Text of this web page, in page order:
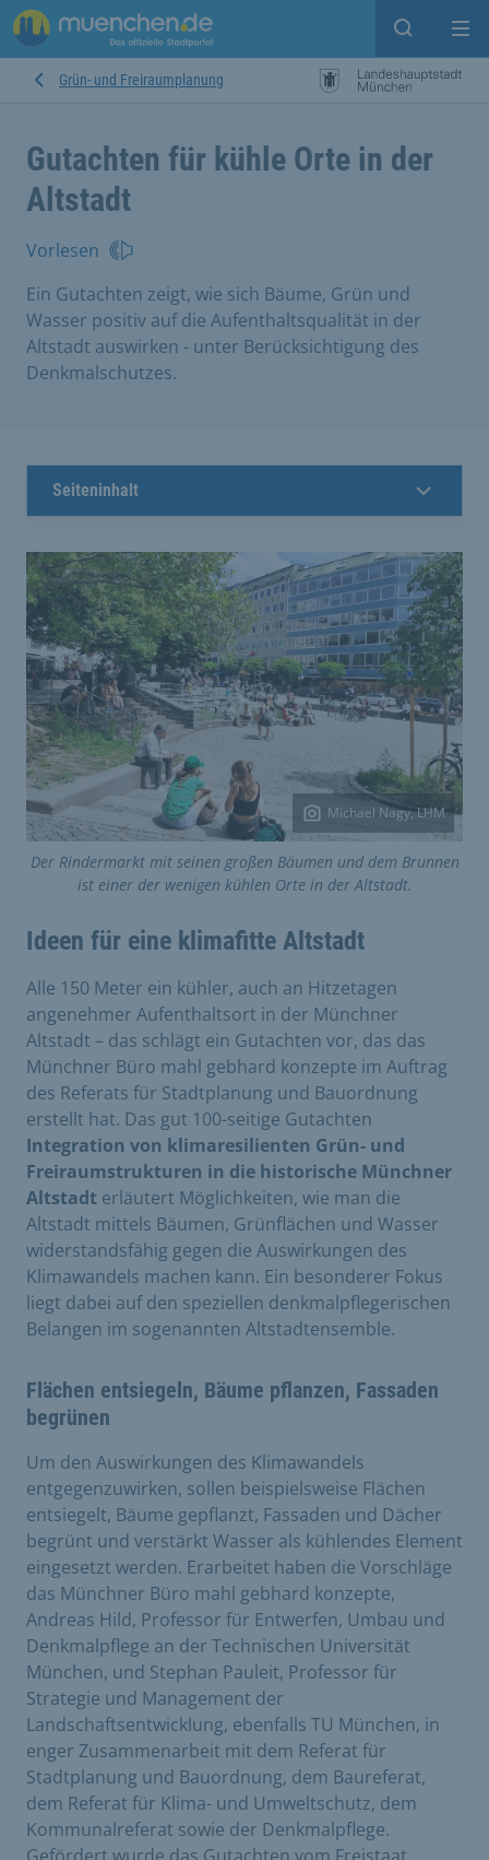
Suche
Grün- und Freiraumplanung
Gutachten für kühle Orte in der
Altstadt
Vorlesen
Ein Gutachten zeigt, wie sich Bäume, Grün und
Wasser positiv auf die Aufenthaltsqualität in der
Altstadt auswirken - unter Berücksichtigung des
Denkmalschutzes.
Seiteninhalt
Michael Nagy, LHM
Der Rindermarkt mit seinen großen Bäumen und dem Brunnen
ist einer der wenigen kühlen Orte in der Altstadt.
Ideen für eine klimafitte Altstadt
Alle 150 Meter ein kühler, auch an Hitzetagen
angenehmer Aufenthaltsort in der Münchner
Altstadt – das schlägt ein Gutachten vor, das das
Münchner Büro mahl gebhard konzepte im Auftrag
des Referats für Stadtplanung und Bauordnung
erstellt hat. Das gut 100-seitige Gutachten
Integration von klimaresilienten Grün- und
Freiraumstrukturen in die historische Münchner
Altstadt erläutert Möglichkeiten, wie man die
Altstadt mittels Bäumen, Grünflächen und Wasser
widerstandsfähig gegen die Auswirkungen des
Klimawandels machen kann. Ein besonderer Fokus
liegt dabei auf den speziellen denkmalpflegerischen
Belangen im sogenannten Altstadtensemble.
Flächen entsiegeln, Bäume pflanzen, Fassaden
begrünen
Um den Auswirkungen des Klimawandels
entgegenzuwirken, sollen beispielsweise Flächen
entsiegelt, Bäume gepflanzt, Fassaden und Dächer
begrünt und verstärkt Wasser als kühlendes Element
eingesetzt werden. Erarbeitet haben die Vorschläge
das Münchner Büro mahl gebhard konzepte,
Andreas Hild, Professor für Entwerfen, Umbau und
Denkmalpflege an der Technischen Universität
München, und Stephan Pauleit, Professor für
Strategie und Management der
Landschaftsentwicklung, ebenfalls TU München, in
enger Zusammenarbeit mit dem Referat für
Stadtplanung und Bauordnung, dem Baureferat,
dem Referat für Klima- und Umweltschutz, dem
Kommunalreferat sowie der Denkmalpflege.